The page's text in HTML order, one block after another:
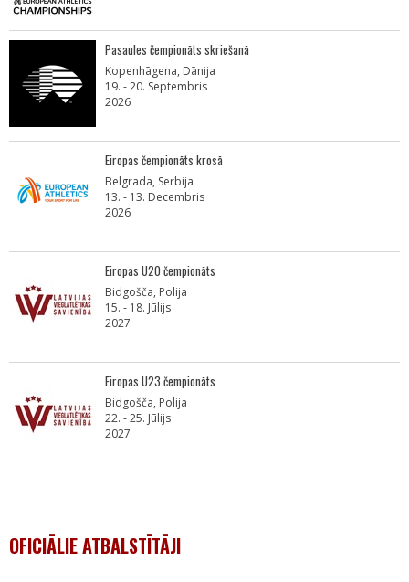
Pasaules čempionāts skriešanā
Kopenhāgena, Dānija
19. - 20. Septembris
2026
Eiropas čempionāts krosā
Belgrada, Serbija
13. - 13. Decembris
2026
Eiropas U20 čempionāts
Bidgošča, Polija
15. - 18. Jūlijs
2027
Eiropas U23 čempionāts
Bidgošča, Polija
22. - 25. Jūlijs
2027
OFICIĀLIE ATBALSTĪTĀJI